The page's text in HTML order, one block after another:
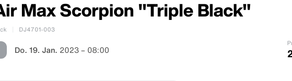
Max Scorpion "Triple Black"
DJ4701-003
Do. 19. Jan. 2023 – 08:00